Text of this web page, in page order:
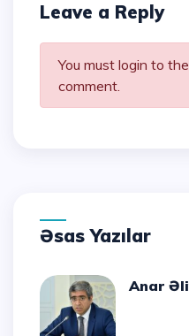
Leave a Reply
You must login to
comment.
Əsas Yazılar
Anar